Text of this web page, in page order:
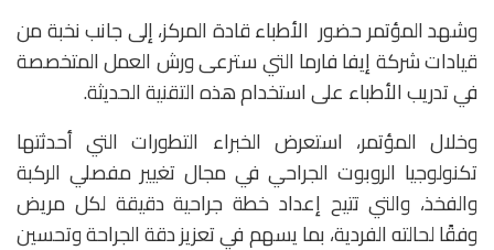
وشهد المؤتمر حضور الأطباء قادة المركز، إلى جانب نخبة من
قيادات شركة إيفا فارما التي سترعى ورش العمل المتخصصة
في تدريب الأطباء على استخدام هذه التقنية الحديثة.
وخلال المؤتمر، استعرض الخبراء التطورات التي أحدثتها
تكنولوجيا الروبوت الجراحي في مجال تغيير مفصلي الركبة
والفخذ، والتي تتيح إعداد خطة جراحية دقيقة لكل مريض
وفقًا لحالته الفردية، بما يسهم في تعزيز دقة الجراحة وتحسين